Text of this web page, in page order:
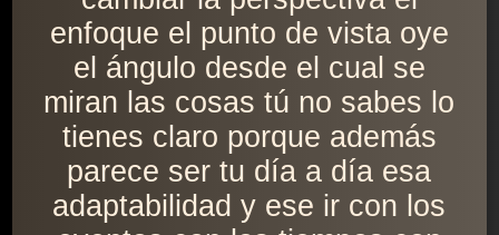
enfoque el punto de vista oye
el ángulo desde el cual se
miran las cosas tú no sabes lo
tienes claro porque además
parece ser tu día a día esa
adaptabilidad y ese ir con los